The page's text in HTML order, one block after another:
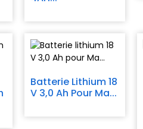
Batterie Lithium 18
V 3,0 Ah Pour Ma...